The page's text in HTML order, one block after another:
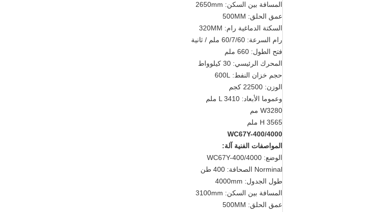
المسافة بين السكن: 2650mm
عمق الحلق: 500MM
السكتة الدماغية رام: 320MM
رام السرعة: 60/7/60 ملم / ثانية
فتح الطول: 660 ملم
المحرك الرئيسي: 30 كيلوواط
حجم خزان النفط: 600L
الوزن: 22500 كجم
وعموما الأبعاد: L 3410 ملم
W3280 مم
H 3565 ملم
WC67Y-400/4000
المواصفات الفنية آلة:
الوضع: WC67Y-400/4000
Norminal الصحافة: 400 طن
طول الجدول: 4000mm
المسافة بين السكن: 3100mm
عمق الحلق: 500MM